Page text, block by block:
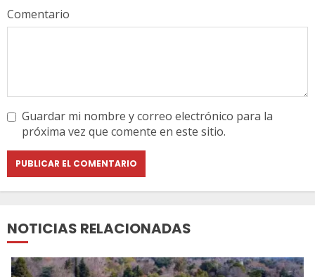
Comentario
Guardar mi nombre y correo electrónico para la
próxima vez que comente en este sitio.
NOTICIAS RELACIONADAS